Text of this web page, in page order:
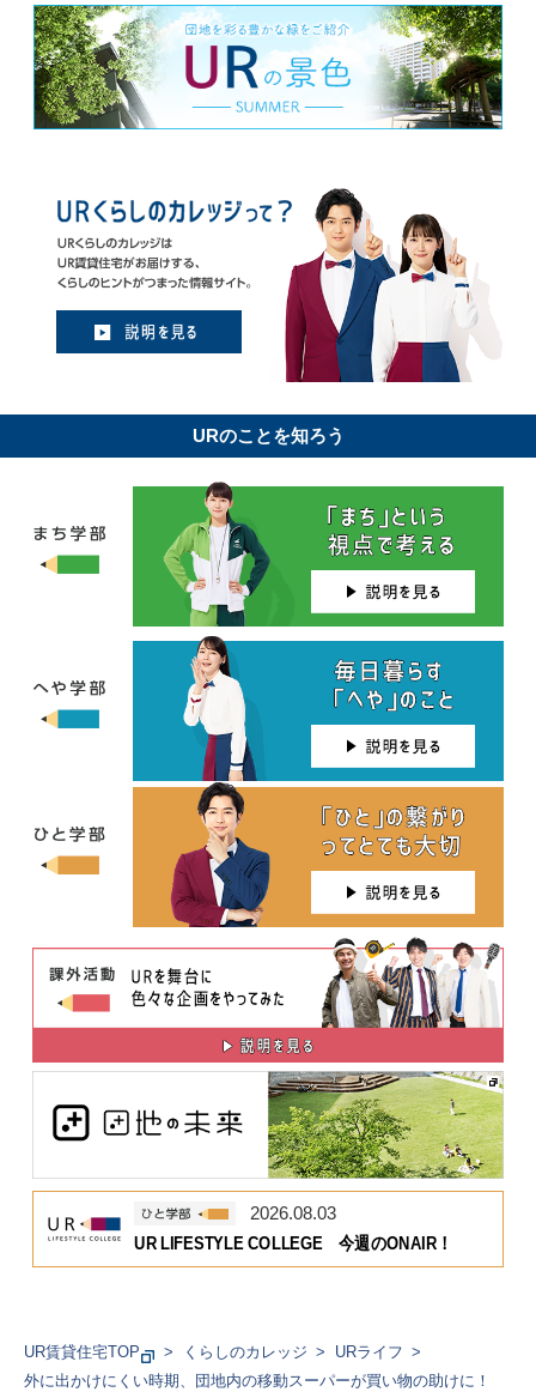
URのことを知ろう
2026.08.03
UR LIFESTYLE COLLEGE 今週のONAIR！
UR賃貸住宅TOP くらしのカレッジ
URライフ
外に出かけにくい時期、団地内の移動スーパーが買い物の助けに！